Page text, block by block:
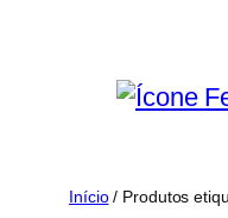
Início/ Produtos